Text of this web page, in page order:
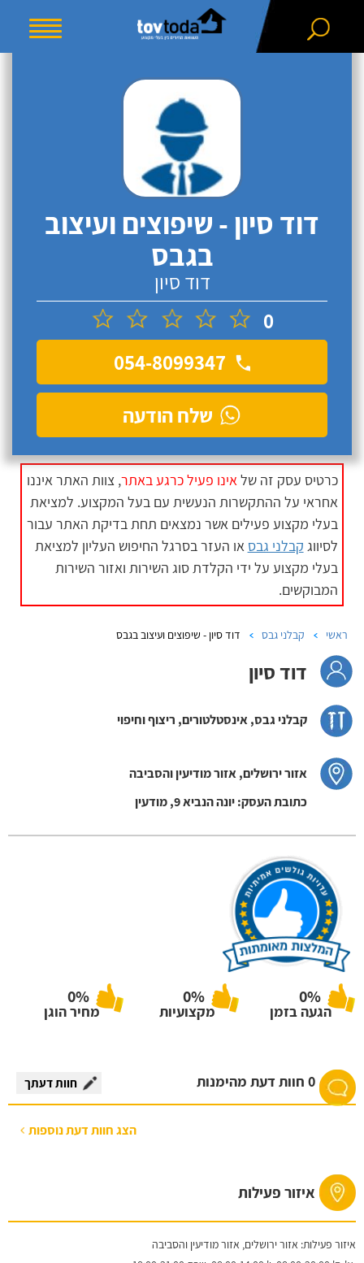
כרטיס עסק זה שלאינו פעיל כרגע באתר, צוות האתר איננו
אחראי על ההתקשרות הנעשית עם בעל המקצוע. למציאת
בעלי מקצוע פעילים אשר נמצאים תחת בדיקת האתר עבור
לסיווג קבלני גבס או העזר בסרגל החיפוש העליון למציאת
בעלי מקצוע על ידי הקלדת סוג השירות ואזור השירות
המבוקשים.
ראשי קבלני גבס דוד סיון - שיפוצים ועיצוב בגבס
דוד סיון
קבלני גבס, אינסטלטורים, ריצוף וחיפוי
אזור ירושלים, אזור מודיעין והסביבה
כתובת העסק: יונה הנביא 9, מודעין
0%
הגעה בזמן
0%
מקצועיות
0%
מחיר הוגן
0 חוות דעת מהימנות חוות דעתך
הצג חוות דעת נוספות
איזור פעילות
איזור פעילות: אזור ירושלים, אזור מודיעין והסביבה
דוד סיון - שיפוצים ועיצוב
בגבס
דוד סיון
0
054-8099347
שלח הודעה